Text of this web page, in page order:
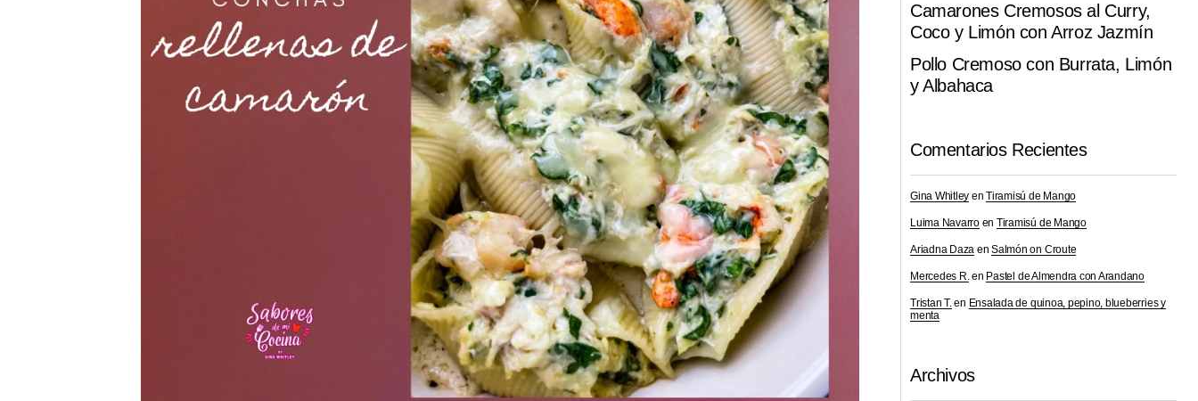
Camarones Cremosos al Curry,
Coco y Limón con Arroz Jazmín
Pollo Cremoso con Burrata, Limón
y Albahaca
Comentarios Recientes
Gina Whitley enTiramisú de Mango
Luima Navarroen Tiramisú de Mango
Ariadna Daza enSalmón on Croute
Mercedes R.en Pastel de Almendra con Arandano
Tristan T.en Ensalada de quinoa, pepino, blueberries y
menta
Archivos